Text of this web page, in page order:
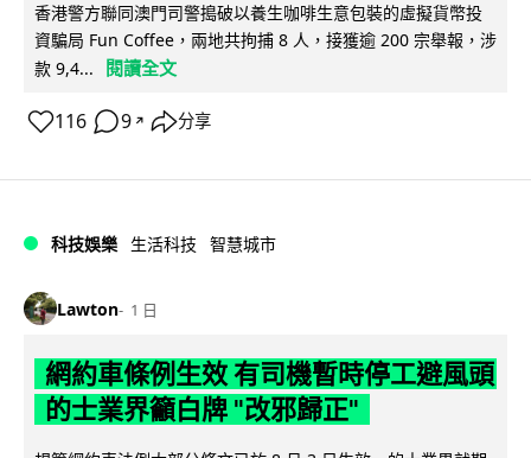
香港警方聯同澳門司警搗破以養生咖啡生意包裝的虛擬貨幣投
資騙局 Fun Coffee，兩地共拘捕 8 人，接獲逾 200 宗舉報，涉
款 9,4...
閱讀全文
116 9 ↗ 分享
科技娛樂 生活科技 智慧城市
Lawton 1 日
網約車條例生效 有司機暫時停工避風頭
的士業界籲白牌 "改邪歸正"